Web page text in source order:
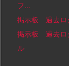
フ…
掲示板 過去ロ
掲示板 過去ロ
ル